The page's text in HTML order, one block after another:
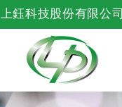
上鈺科技股份有限公司
會員登入
會員註冊
忘記密碼